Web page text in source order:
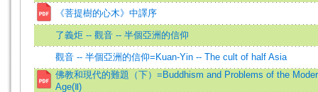
《菩提樹的心木》中譯序
了義炬 -- 觀音 -- 半個亞洲的信仰
觀音 -- 半個亞洲的信仰=Kuan-Yin -- The cult of half Asia
佛教和現代的難題（下）=Buddhism and Problems of the
Age(Ⅱ)